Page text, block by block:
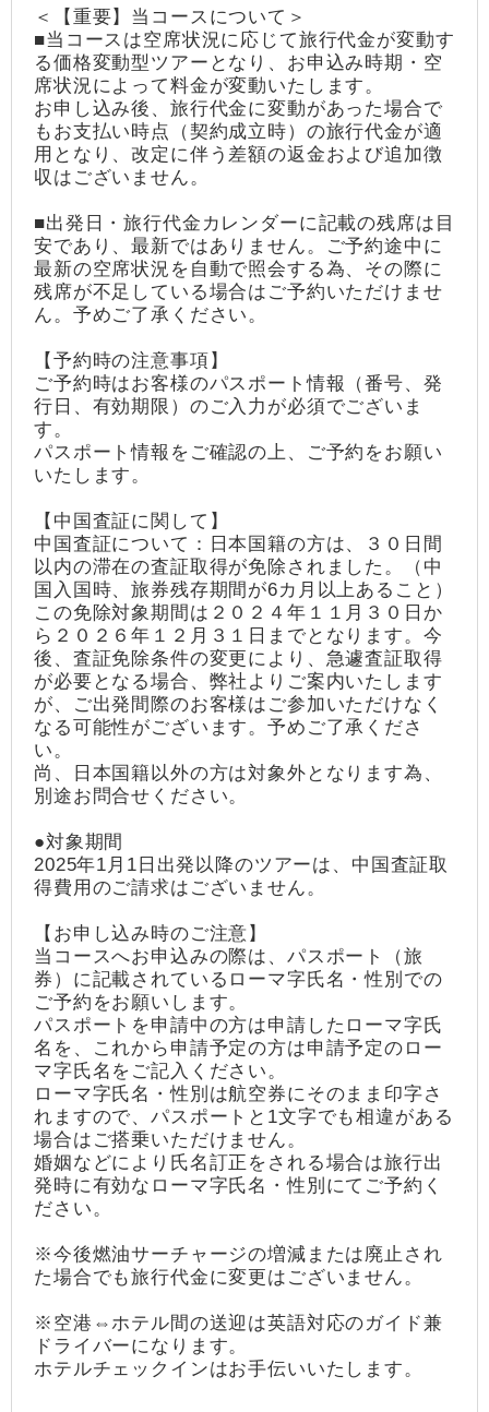
＜【重要】当コースについて＞
■当コースは空席状況に応じて旅行代金が変動す
る価格変動型ツアーとなり、お申込み時期・空
席状況によって料金が変動いたします。
お申し込み後、旅行代金に変動があった場合で
もお支払い時点（契約成立時）の旅行代金が適
用となり、改定に伴う差額の返金および追加徴
収はございません。
■出発日・旅行代金カレンダーに記載の残席は目
安であり、最新ではありません。ご予約途中に
最新の空席状況を自動で照会する為、その際に
残席が不足している場合はご予約いただけませ
ん。予めご了承ください。
【予約時の注意事項】
ご予約時はお客様のパスポート情報（番号、発
行日、有効期限）のご入力が必須でございま
す。
パスポート情報をご確認の上、ご予約をお願い
いたします。
【中国査証に関して】
中国査証について：日本国籍の方は、３０日間
以内の滞在の査証取得が免除されました。（中
国入国時、旅券残存期間が6カ月以上あること）
この免除対象期間は２０２４年１１月３０日か
ら２０２６年１２月３１日までとなります。今
後、査証免除条件の変更により、急遽査証取得
が必要となる場合、弊社よりご案内いたします
が、ご出発間際のお客様はご参加いただけなく
なる可能性がございます。予めご了承くださ
い。
尚、日本国籍以外の方は対象外となります為、
別途お問合せください。
●対象期間
2025年1月1日出発以降のツアーは、中国査証取
得費用のご請求はございません。
【お申し込み時のご注意】
当コースへお申込みの際は、パスポート（旅
券）に記載されているローマ字氏名・性別での
ご予約をお願いします。
パスポートを申請中の方は申請したローマ字氏
名を、これから申請予定の方は申請予定のロー
マ字氏名をご記入ください。
ローマ字氏名・性別は航空券にそのまま印字さ
れますので、パスポートと1文字でも相違がある
場合はご搭乗いただけません。
婚姻などにより氏名訂正をされる場合は旅行出
発時に有効なローマ字氏名・性別にてご予約く
ださい。
※今後燃油サーチャージの増減または廃止され
た場合でも旅行代金に変更はございません。
※空港⇔ホテル間の送迎は英語対応のガイド兼
ドライバーになります。
ホテルチェックインはお手伝いいたします。